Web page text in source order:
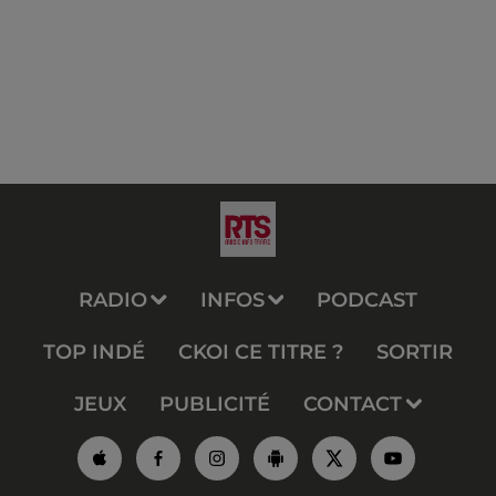
RADIO INFOS PODCAST
TOP INDÉ CKOI CE TITRE ? SORTIR
JEUX PUBLICITÉ CONTACT